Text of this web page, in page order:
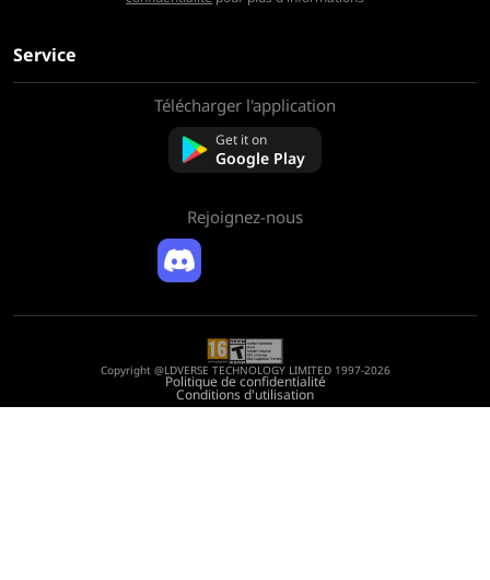
Service
Politique de remboursement
Télécharger l'application
Get it on
Google Play
Rejoignez-nous
Copyright @LDVERSE TECHNOLOGY LIMITED 1997-2026
Politique de confidentialité
Conditions d'utilisation
Registration Number: 75522164